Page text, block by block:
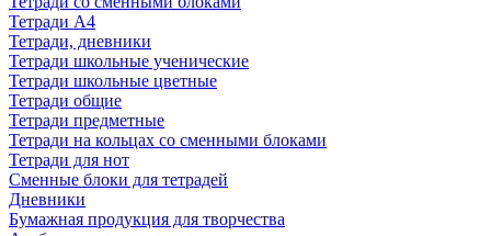
Тетради А4
Тетради, дневники
Тетради школьные ученические
Тетради школьные цветные
Тетради общие
Тетради предметные
Тетради на кольцах со сменными блоками
Тетради для нот
Сменные блоки для тетрадей
Дневники
Бумажная продукция для творчества